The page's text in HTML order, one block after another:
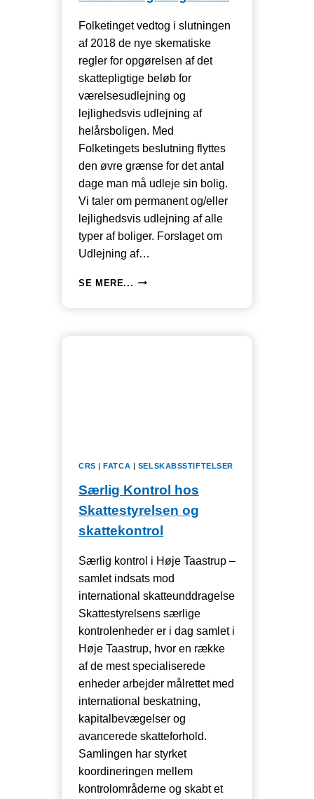
Folketinget vedtog i slutningen
af 2018 de nye skematiske
regler for opgørelsen af det
skattepligtige beløb for
værelsesudlejning og
lejlighedsvis udlejning af
helårsboligen. Med
Folketingets beslutning flyttes
den øvre grænse for det antal
dage man må udleje sin bolig.
Vi taler om permanent og/eller
lejlighedsvis udlejning af alle
typer af boliger. Forslaget om
Udlejning af…
SE MERE... UDLEJNING
CRS |FATCA | SELSKABSSTIFTELSER
Særlig Kontrol hos
Skattestyrelsen og
skattekontrol
Særlig kontrol i Høje Taastrup –
samlet indsats mod
international skatteunddragelse
Skattestyrelsens særlige
kontrolenheder er i dag samlet i
Høje Taastrup, hvor en række
af de mest specialiserede
enheder arbejder målrettet med
international beskatning,
kapitalbevægelser og
avancerede skatteforhold.
Samlingen har styrket
koordineringen mellem
kontrolområderne og skabt et